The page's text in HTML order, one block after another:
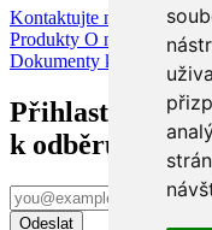
Kontaktujte nás
Produkty O nás Aktuality
Dokumenty ke stažení
Přihlaste se
k odběru